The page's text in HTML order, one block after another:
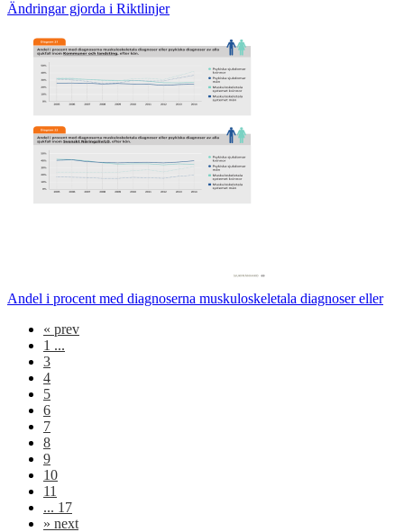
Ändringar gjorda i Riktlinjer
Andel i procent med diagnoserna muskuloskeletala diagnoser eller
« prev
1 ...
3
4
5
6
7
8
9
10
11
... 17
» next